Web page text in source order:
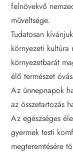
felnövekvő
műveltsége.
Tudatosan
környezeti
környezetbarát
élő természet
Az ünnepnapok
az összetartozás
Az egészséges
gyermek testi
megteremtésére